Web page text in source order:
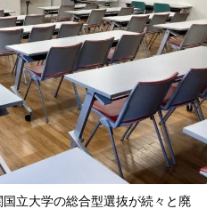
立大学の総合型選抜が続々と廃